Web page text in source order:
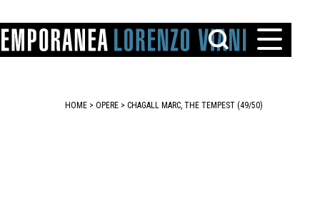
HOME > OPERE > CHAGALL MARC, THE TEMPEST (49/50)